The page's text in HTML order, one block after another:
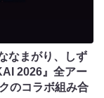
なまがり、しず
2026』全アー
のコラボ組み合